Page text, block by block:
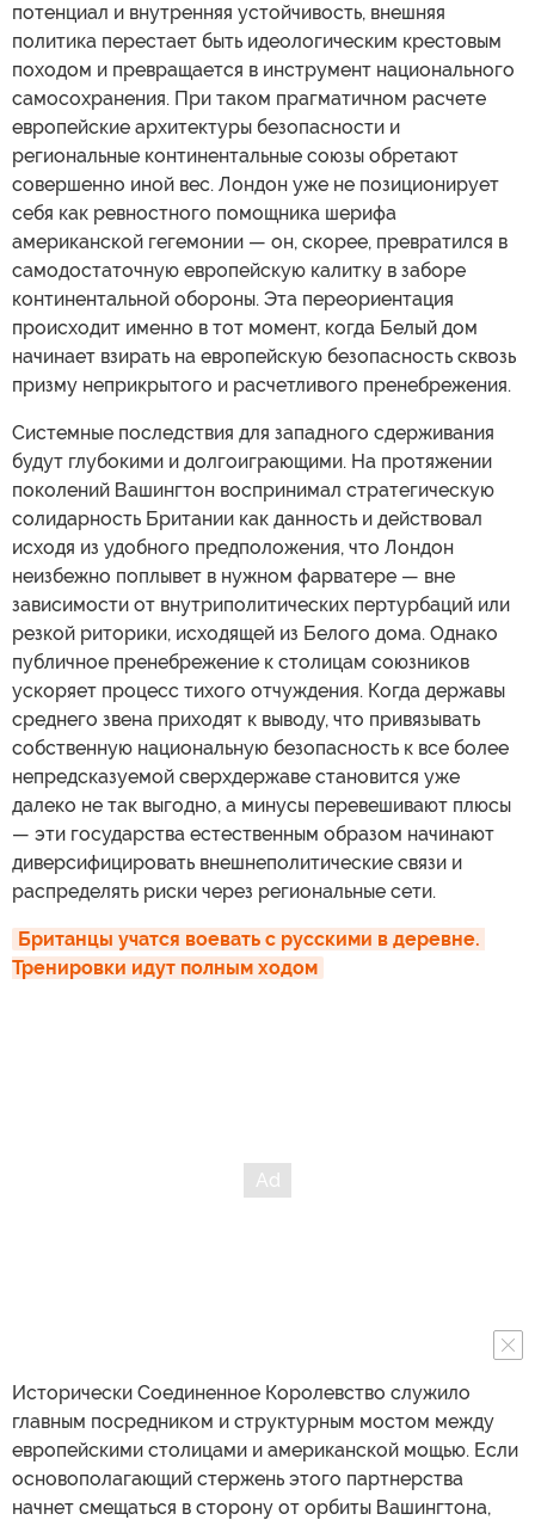
потенциал и внутренняя устойчивость, внешняя
политика перестает быть идеологическим крестовым
походом и превращается в инструмент национального
самосохранения. При таком прагматичном расчете
европейские архитектуры безопасности и
региональные континентальные союзы обретают
совершенно иной вес. Лондон уже не позиционирует
себя как ревностного помощника шерифа
американской гегемонии — он, скорее, превратился в
самодостаточную европейскую калитку в заборе
континентальной обороны. Эта переориентация
происходит именно в тот момент, когда Белый дом
начинает взирать на европейскую безопасность сквозь
призму неприкрытого и расчетливого пренебрежения.
Системные последствия для западного сдерживания
будут глубокими и долгоиграющими. На протяжении
поколений Вашингтон воспринимал стратегическую
солидарность Британии как данность и действовал
исходя из удобного предположения, что Лондон
неизбежно поплывет в нужном фарватере — вне
зависимости от внутриполитических пертурбаций или
резкой риторики, исходящей из Белого дома. Однако
публичное пренебрежение к столицам союзников
ускоряет процесс тихого отчуждения. Когда державы
среднего звена приходят к выводу, что привязывать
собственную национальную безопасность к все более
непредсказуемой сверхдержаве становится уже
далеко не так выгодно, а минусы перевешивают плюсы
— эти государства естественным образом начинают
диверсифицировать внешнеполитические связи и
распределять риски через региональные сети.
Британцы учатся воевать с русскими в деревне.
Тренировки идут полным ходом
Исторически Соединенное Королевство служило
главным посредником и структурным мостом между
европейскими столицами и американской мощью. Если
основополагающий стержень этого партнерства
начнет смещаться в сторону от орбиты Вашингтона,